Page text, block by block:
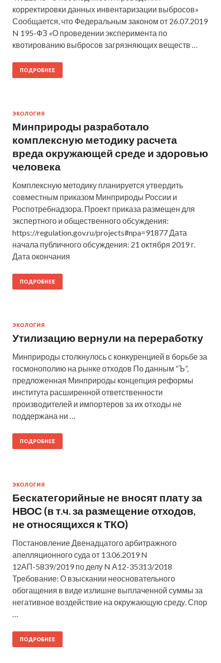
корректировки данных инвентаризации выбросов»
Сообщается, что Федеральным законом от 26.07.2019
N 195-ФЗ «О проведении эксперимента по
квотированию выбросов загрязняющих веществ …
ПОДРОБНЕЕ
ЭКОЛОГИЯ
Минприроды разработало
комплексную методику расчета
вреда окружающей среде и здоровью
человека
Комплексную методику планируется утвердить
совместным приказом Минприроды России и
Роспотребнадзора. Проект приказа размещен для
экспертного и общественного обсуждения:
https://regulation.gov.ru/projects#npa=91877 Дата
начала публичного обсуждения: 21 октября 2019 г.
Дата окончания
ПОДРОБНЕЕ
ЭКОЛОГИЯ
Утилизацию вернули на переработку
Минприроды столкнулось с конкуренцией в борьбе за
госмонополию на рынке отходов По данным “Ъ”,
предложенная Минприроды концепция реформы
института расширенной ответственности
производителей и импортеров за их отходы не
поддержана ни …
ПОДРОБНЕЕ
ЭКОЛОГИЯ
Бескатегорийные не вносят плату за
НВОС (в т.ч. за размещение отходов,
не относящихся к ТКО)
Постановление Двенадцатого арбитражного
апелляционного суда от 13.06.2019 N
12АП-5839/2019 по делу N А12-35313/2018
Требование: О взыскании неосновательного
обогащения в виде излишне выплаченной суммы за
негативное воздействие на окружающую среду. Спор
ПОДРОБНЕЕ